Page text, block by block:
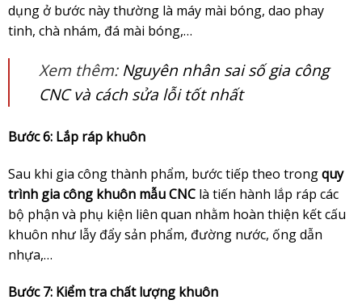
dụng ở bước này thường là máy mài bóng, dao phay
tinh, chà nhám, đá mài bóng,…
Xem thêm: Nguyên nhân sai số gia công
CNC và cách sửa lỗi tốt nhất
Bước 6: Lắp ráp khuôn
Sau khi gia công thành phẩm, bước tiếp theo trongquy
trình gia công khuôn mẫu CNClà tiến hành lắp ráp các
bộ phận và phụ kiện liên quan nhằm hoàn thiện kết cấu
khuôn như lẫy đẩy sản phẩm, đường nước, ống dẫn
nhựa,…
Bước 7: Kiểm tra chất lượng khuôn